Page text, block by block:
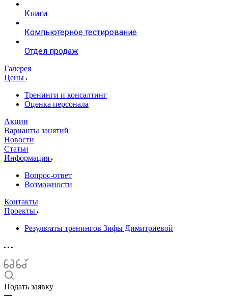
Книги
Компьютерное тестирование
Отдел продаж
Галерея
Цены
Тренинги и консалтинг
Оценка персонала
Акции
Варианты занятий
Новости
Статьи
Информация
Вопрос-ответ
Возможности
Контакты
Проекты
Результаты тренингов Зифы Димитриевой
Подать заявку